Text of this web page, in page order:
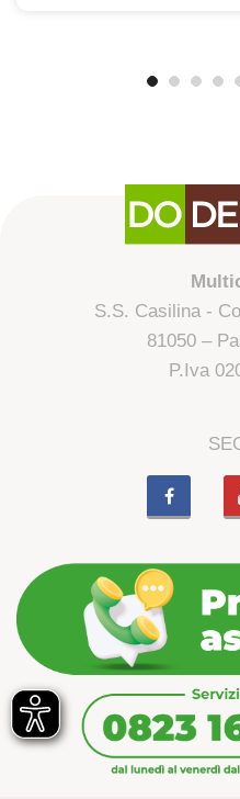
S.S. Casilina -
81050 –
P.Iva